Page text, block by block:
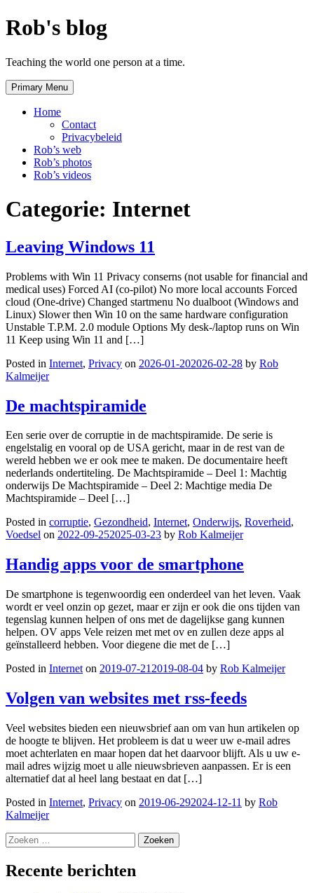
Skip
to
Rob's blog
Teaching the world one person at a time.
Primary Menu
Home
Contact
Privacybeleid
Rob’s web
Rob’s photos
Rob’s videos
Categorie: Internet
Leaving Windows 11
Problems with Win 11 Privacy conserns (not usable for financial and
medical uses) Forced AI (co-pilot) No more local accounts Forced
cloud (One-drive) Changed startmenu No dualboot (Windows and
Linux) Slower then Win 10 on the same hardware configuration
Unstable T.P.M. 2.0 module Options My desk-/laptop runs on Win
11 Keep using Win 11 and […]
Posted in Internet, Privacy on 2026-01-202026-02-28 by Rob
Kalmeijer
De machtspiramide
Een serie over de corruptie in de machtspiramide. De serie is
engelstalig en vooral op de USA gericht, maar in de rest van de
wereld hebben we er ook mee te maken. De documentaire heeft
nederlands ondertiteling. De Machtspiramide – Deel 1: Machtig
onderwijs De Machtspiramide – Deel 2: Machtige media De
Machtspiramide – Deel […]
Posted in corruptie, Gezondheid, Internet, Onderwijs, Roverheid,
Voedsel on 2022-09-252025-03-23 by Rob Kalmeijer
Handig apps voor de smartphone
De smartphone is tegenwoordig een onderdeel van het leven. Vaak
wordt er veel onzin op gezet, maar er zijn er ook die ons tijden van
tegenslag kunnen helpen of ons met de dagelijkse gang kunnen
helpen. OV apps Vele reizen met met ov en zullen deze apps al
geïnstalleerd hebben. Voor diegene die met de […]
Posted in Internet on 2019-07-21 2019-08-04 by Rob Kalmeijer
Volgen van websites met rss-feeds
Veel websites bieden een nieuwsbrief aan om van hun artikelen op
de hoogte te blijven. Het probleem is dat u weer uw e-mail adres
moet achterlaten en maar hopen dat het daarvoor blijft. Als u uw e-
mail adres wijzig moet u alle nieuwsbrieven aanpassen. Er is een
alternatief dat al heel lang bestaat en dat […]
Posted in Internet, Privacy on 2019-06-292024-12-11 by Rob
Kalmeijer
Zoeken
naar:
Recente berichten